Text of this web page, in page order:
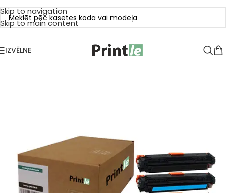
Skip to navigation
Skip to main content
IZVĒLNE